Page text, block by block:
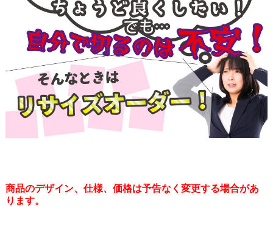
商品のデザイン、仕様、価格は予告なく変更する場合があ
ります。